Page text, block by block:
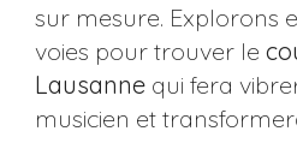
sur mesure. Explorons
voies pour trouver le
Lausannequi fera
musicien et